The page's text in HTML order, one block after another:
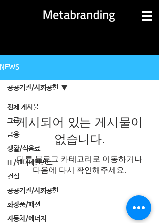
NEWS
전체 게시물
그룹
금융
생활/식음료
IT/엔터테인먼트
건설
공공기관/사회공헌
화장품/패션
자동차/에너지
공공기관/사회공헌
게시되어 있는 게시물이
없습니다.
다른 블로그 카테고리로 이동하거나
다음에 다시 확인해주세요.